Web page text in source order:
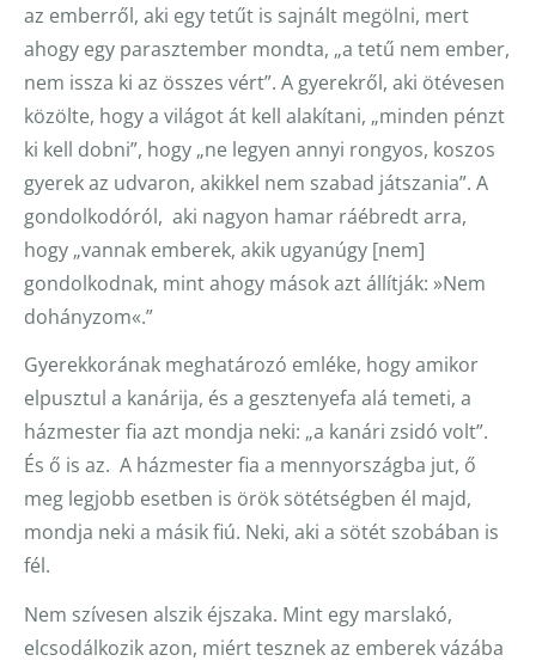
az emberről, aki egy tetűt is sajnált megölni, mert
ahogy egy parasztember mondta, „a tetű nem ember,
nem issza ki az összes vért”. A gyerekről, aki ötévesen
közölte, hogy a világot át kell alakítani, „minden pénzt
ki kell dobni”, hogy „ne legyen annyi rongyos, koszos
gyerek az udvaron, akikkel nem szabad játszania”. A
gondolkodóról, aki nagyon hamar ráébredt arra,
hogy „vannak emberek, akik ugyanúgy [nem]
gondolkodnak, mint ahogy mások azt állítják: »Nem
dohányzom«.”
Gyerekkorának meghatározó emléke, hogy amikor
elpusztul a kanárija, és a gesztenyefa alá temeti, a
házmester fia azt mondja neki: „a kanári zsidó volt”.
És ő is az. A házmester fia a mennyországba jut, ő
meg legjobb esetben is örök sötétségben él majd,
mondja neki a másik fiú. Neki, aki a sötét szobában is
fél.
Nem szívesen alszik éjszaka. Mint egy marslakó,
elcsodálkozik azon, miért tesznek az emberek vázába